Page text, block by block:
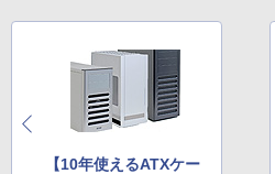
【10年使えるATXケー